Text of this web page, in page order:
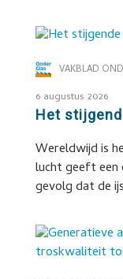
VAKBLAD
6 augustus 2026
Het
Wereldwijd is
lucht geeft een
gevolg dat de